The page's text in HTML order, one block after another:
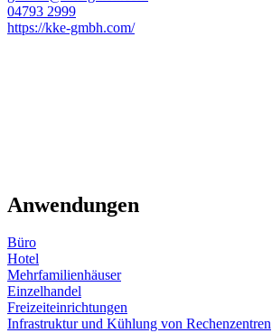
04793 2999
https://kke-gmbh.com/
Anwendungen
Büro
Hotel
Mehrfamilienhäuser
Einzelhandel
Freizeiteinrichtungen
Infrastruktur und Kühlung von Rechenzentren